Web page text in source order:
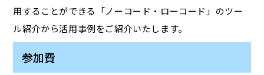
用することができる「ノーコード・ローコード」のツー
ル紹介から活用事例をご紹介いたします。
参加費